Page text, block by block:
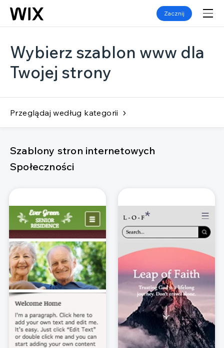
Zacznij
Wybierz szablon www dla
Twojej strony
Przeglądaj według kategorii
Szablony stron internetowych
Społeczności